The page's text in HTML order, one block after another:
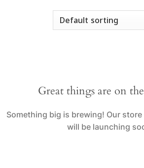
Great things are on
Something big is brewing! Our
will be launching